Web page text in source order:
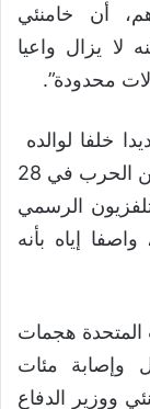
أن خامنئي
لا يزال واعيا
محدودة”.
خلفا لوالده
علي خامنئي، الذي قُتل في اليوم الأول من الحرب في 28
التلفزيون الرسمي
إياه بأنه
المتحدة هجمات
وإصابة مئات
ووزير الدفاع